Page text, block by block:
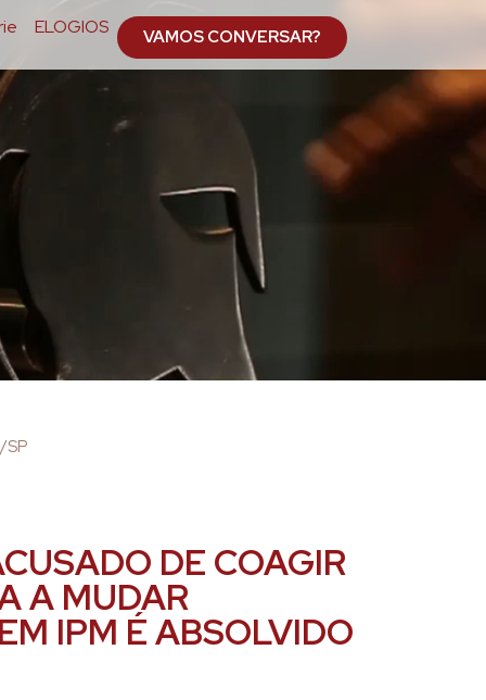
ELOGIOS VAMOS CONVERSAR?
SP
DE COAGIR
A MUDAR
IPM É ABSOLVIDO